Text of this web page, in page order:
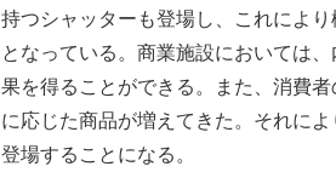
持つシャッターも登場し、これによ
となっている。商業施設においては
果を得ることができる。また、消費
に応じた商品が増えてきた。それに
登場することになる。